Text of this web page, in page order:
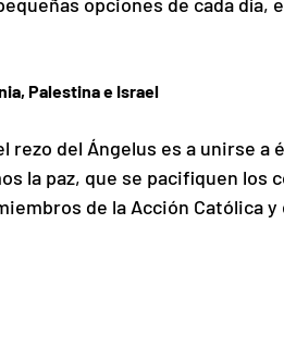
Palestina e Israel
del Ángelus es a unirse a
la paz, que se pacifiquen los
de la Acción Católica